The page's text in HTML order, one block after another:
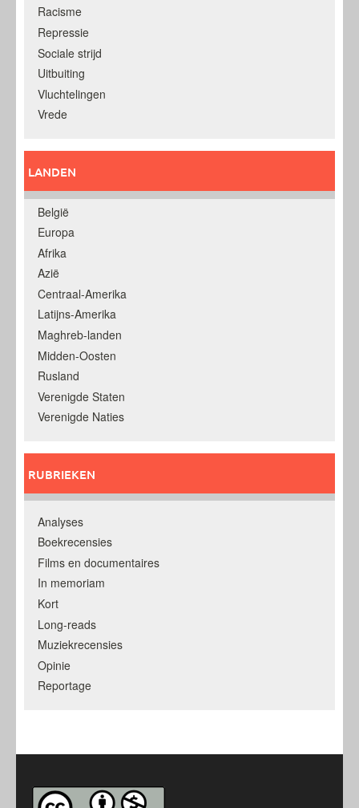
Racisme
Repressie
Sociale strijd
Uitbuiting
Vluchtelingen
Vrede
LANDEN
België
Europa
Afrika
Azië
Centraal-Amerika
Latijns-Amerika
Maghreb-landen
Midden-Oosten
Rusland
Verenigde Staten
Verenigde Naties
RUBRIEKEN
Analyses
Boekrecensies
Films en documentaires
In memoriam
Kort
Long-reads
Muziekrecensies
Opinie
Reportage